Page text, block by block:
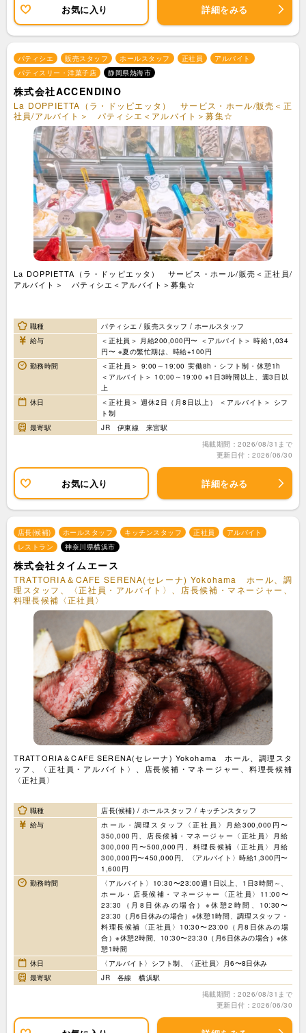
お気に入り 詳細をみる
パティシエ 販売スタッフ ホールスタッフ 正社員
アルバイト
パティスリー・洋菓子店
静岡県熱海市
株式会社ACCENDINO
La DOPPIETTA（ラ・ドッピエッタ） サービス・ホール/販売＜正
社員/アルバイト＞ パティシエ＜アルバイト＞募集☆
La DOPPIETTA（ラ・ドッピエッタ） サービス・ホール/販売＜正社員/
アルバイト＞ パティシエ＜アルバイト＞募集☆
職種
パティシエ / 販売スタッフ / ホールスタッフ
給与
＜正社員＞ 月給200,000円〜 ＜アルバイト＞ 時給1,034
円〜 ※夏の繁忙期は、時給+100円
勤務時間
＜正社員＞ 9:00～19:00 実働8h・シフト制・休憩1h
＜アルバイト＞ 10:00～19:00 ※1日3時間以上、週3日以
上
休日
＜正社員＞ 週休2日（月8日以上） ＜アルバイト＞ シフ
ト制
最寄駅
JR 伊東線 来宮駅
掲載期間：2026/08/31まで
更新日付：2026/06/30
お気に入り 詳細をみる
店長(候補) ホールスタッフ キッチンスタッフ 正社員
アルバイト
レストラン
神奈川県横浜市
株式会社タイムエース
TRATTORIA＆CAFE SERENA(セレーナ) Yokohama ホール、調
理スタッフ、〈正社員・アルバイト〉、店長候補・マネージャー、
料理長候補〈正社員〉
TRATTORIA＆CAFE SERENA(セレーナ) Yokohama ホール、調理スタ
ッフ、〈正社員・アルバイト〉、店長候補・マネージャー、料理長候補
〈正社員〉
職種
店長(候補) / ホールスタッフ / キッチンスタッフ
給与
ホール・調理スタッフ〈正社員〉月給300,000円〜
350,000円、店長候補・マネージャー〈正社員〉月給
300,000円〜500,000円、料理長候補〈正社員〉月給
300,000円〜450,000円、〈アルバイト〉時給1,300円〜
1,600円
勤務時間
〈アルバイト〉10:30〜23:00週1日以上、1日3時間～、
ホール・店長候補・マネージャー〈正社員〉11:00〜
23:30（月8日休みの場合）※休憩2時間、10:30〜
23:30（月6日休みの場合）※休憩1時間、調理スタッフ・
料理長候補〈正社員〉10:30〜23:00（月8日休みの場
合）※休憩2時間、10:30〜23:30（月6日休みの場合）※休
憩1時間
休日
〈アルバイト〉シフト制、〈正社員〉月6〜8日休み
最寄駅
JR 各線 横浜駅
掲載期間：2026/08/31まで
更新日付：2026/06/30